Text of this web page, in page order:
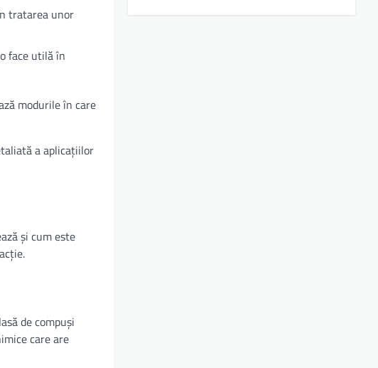
tratarea unor
face utilă în
modurile în care
a aplicațiilor
și cum este
de compuși
care are